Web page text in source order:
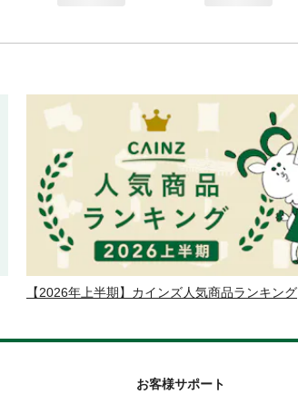
【2026年上半期】カインズ人気商品ランキング
お客様サポート